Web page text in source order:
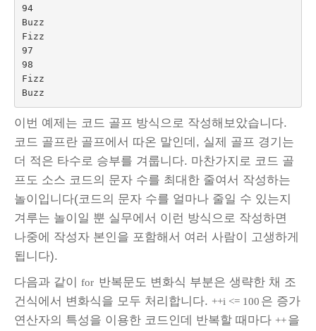
94
Buzz
Fizz
97
98
Fizz
이번 예제는 코드 골프 방식으로 작성해보았습니다.
코드 골프란 골프에서 따온 말인데, 실제 골프 경기는
더 적은 타수로 승부를 겨룹니다. 마찬가지로 코드 골
프도 소스 코드의 문자 수를 최대한 줄여서 작성하는
놀이입니다(코드의 문자 수를 얼마나 줄일 수 있는지
겨루는 놀이일 뿐 실무에서 이런 방식으로 작성하면
나중에 작성자 본인을 포함해서 여러 사람이 고생하게
됩니다).
다음과 같이 for 반복문도 변화식 부분은 생략한 채 조
건식에서 변화식을 모두 처리합니다. ++i <= 100 은 증가
연산자의 특성을 이용한 코드인데 반복할 때마다 ++을